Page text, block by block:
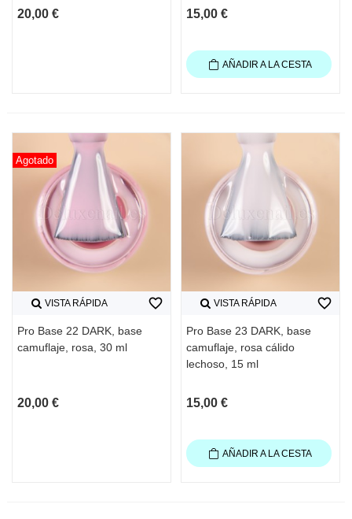
20,00 € 15,00 €
AÑADIR A LA CESTA
Agotado
VISTA RÁPIDA
Pro Base 22 DARK, base
camuflaje, rosa, 30 ml
20,00 €
favorite_border VISTA RÁPIDA
Pro Base 23 DARK, base
camuflaje, rosa cálido
lechoso, 15 ml
15,00 €
favorite_border
AÑADIR A LA CESTA